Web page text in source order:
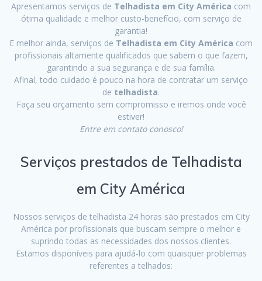
Apresentamos serviços de Telhadista em City América com
ótima qualidade e melhor custo-benefício, com serviço de
garantia!
E melhor ainda, serviços de Telhadista em City América com
profissionais altamente qualificados que sabem o que fazem,
garantindo a sua segurança e de sua família.
Afinal, todo cuidado é pouco na hora de contratar um serviço
de telhadista.
Faça seu orçamento sem compromisso e iremos onde você
estiver!
Entre em contato conosco!
Serviços prestados de Telhadista
em City América
Nossos serviços de telhadista 24 horas são prestados em City
América por profissionais que buscam sempre o melhor e
suprindo todas as necessidades dos nossos clientes.
Estamos disponíveis para ajudá-lo com quaisquer problemas
referentes a telhados: